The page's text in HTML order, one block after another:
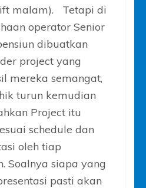
malam). Tetapi di
operator Senior
dibuatkan
project yang
mereka semangat,
turun kemudian
Project itu
schedule dan
oleh tiap
Soalnya siapa yang
pasti akan